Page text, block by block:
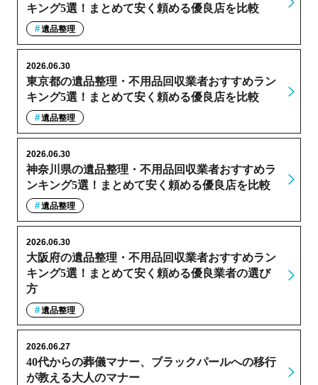
キング5選！まとめて安く頼める優良店を比較
遺品整理
東京都の遺品整理・不用品回収業者おすすめラン
キング5選！まとめて安く頼める優良店を比較
2026.06.30
遺品整理
神奈川県の遺品整理・不用品回収業者おすすめラ
ンキング5選！まとめて安く頼める優良店を比較
2026.06.30
遺品整理
大阪府の遺品整理・不用品回収業者おすすめラン
キング5選！まとめて安く頼める優良業者の選び
方
2026.06.30
遺品整理
40代からの葬儀マナー、ブラックパールへの移行
が教える大人のマナー
2026.06.27